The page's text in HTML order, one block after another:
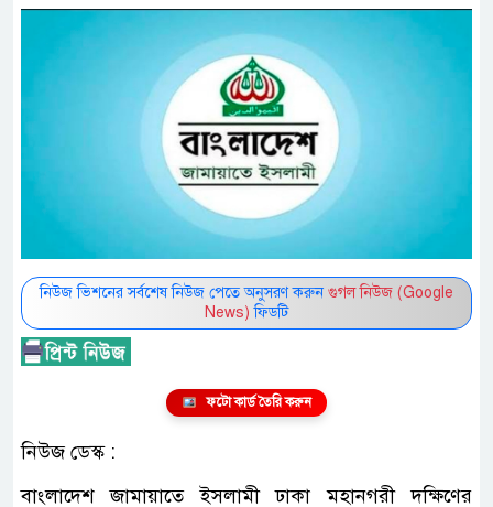
নিউজ ভিশনের সর্বশেষ নিউজ পেতে অনুসরণ করুন গুগল নিউজ (Google
News) ফিডটি
ফটো কার্ড তৈরি করুন
নিউজ ডেস্ক :
বাংলাদেশ জামায়াতে ইসলামী ঢাকা মহানগরী দক্ষিণের